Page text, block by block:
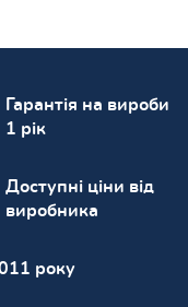
Гарантія на вироби
1 рік
Доступні ціни від
виробника
року